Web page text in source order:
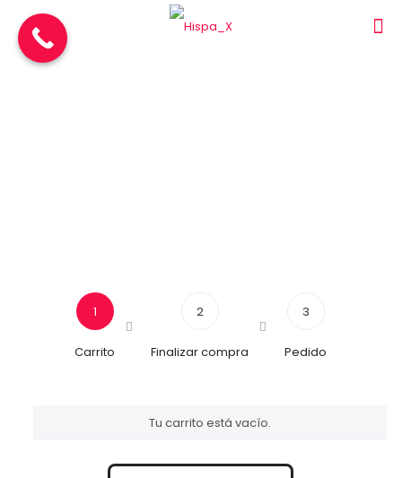
1
Carrito
2
Finalizar compra
3
Pedido
Tu carrito está vacío.